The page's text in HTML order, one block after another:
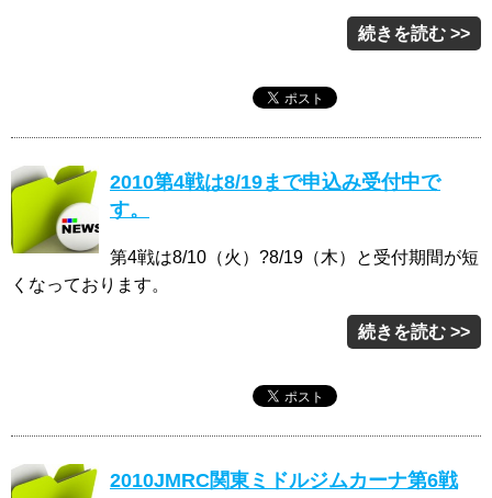
続きを読む >>
2010第4戦は8/19まで申込み受付中で
す。
第4戦は8/10（火）?8/19（木）と受付期間が短
くなっております。
続きを読む >>
2010JMRC関東ミドルジムカーナ第6戦